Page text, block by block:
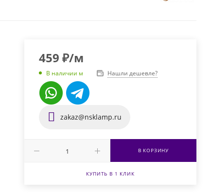
459 ₽/м
В наличии м Нашли дешевле?
zakaz@nsklamp.ru
В КОРЗИНУ
КУПИТЬ В 1 КЛИК